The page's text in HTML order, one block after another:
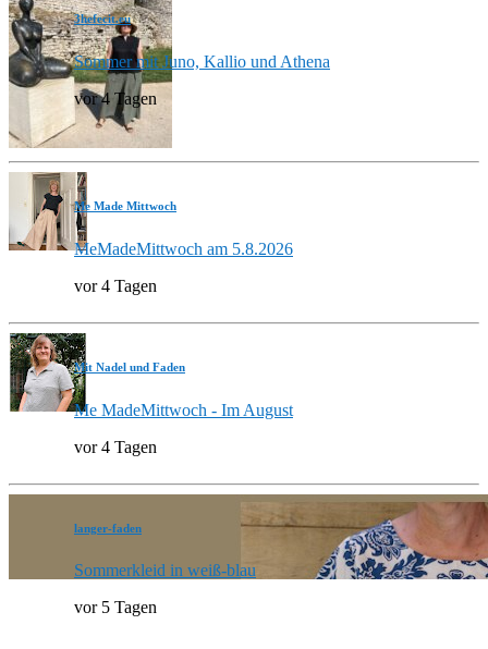
3hefecit.eu
Sommer mit Juno, Kallio und Athena
vor 4 Tagen
Me Made Mittwoch
MeMadeMittwoch am 5.8.2026
vor 4 Tagen
Mit Nadel und Faden
Me MadeMittwoch - Im August
vor 4 Tagen
langer-faden
Sommerkleid in weiß-blau
vor 5 Tagen